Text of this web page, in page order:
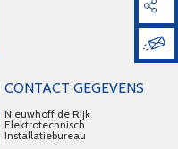
CONTACT GEGEVENS
Nieuwhoff de Rijk
Elektrotechnisch
Installatiebureau